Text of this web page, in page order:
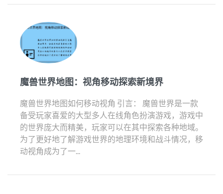
魔兽世界地图：视角移动探索新境界
魔兽世界地图如何移动视角 引言： 魔兽世界是一款
备受玩家喜爱的大型多人在线角色扮演游戏，游戏中
的世界庞大而精美，玩家可以在其中探索各种地域。
为了更好地了解游戏世界的地理环境和战斗情况，移
动视角成为了一...